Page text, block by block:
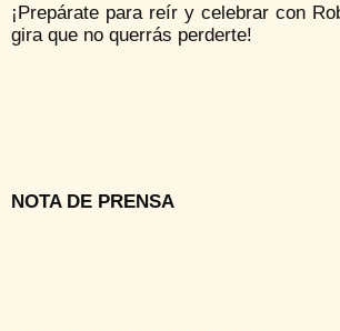
¡Prepárate para reír y celebrar con
gira que no querrás perderte!
NOTA DE PRENSA